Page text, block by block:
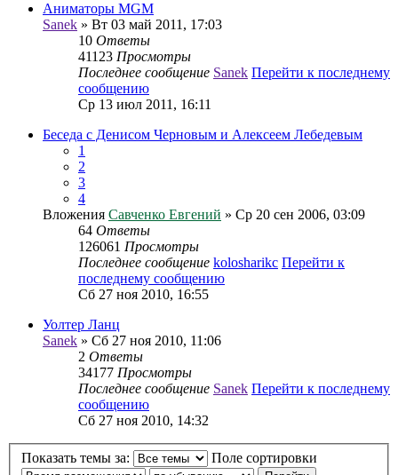
Аниматоры MGM
Sanek » Вт 03 май 2011, 17:03
10 Ответы
41123 Просмотры
Последнее сообщение Sanek Перейти к последнему
сообщению
Ср 13 июл 2011, 16:11
Беседа с Денисом Черновым и Алексеем Лебедевым
1
2
3
4
Вложения Савченко Евгений » Ср 20 сен 2006, 03:09
64 Ответы
126061 Просмотры
Последнее сообщение kolosharikc Перейти к
последнему сообщению
Сб 27 ноя 2010, 16:55
Уолтер Ланц
Sanek » Сб 27 ноя 2010, 11:06
2 Ответы
34177 Просмотры
Последнее сообщение Sanek Перейти к последнему
сообщению
Сб 27 ноя 2010, 14:32
Показать темы за: Поле сортировки